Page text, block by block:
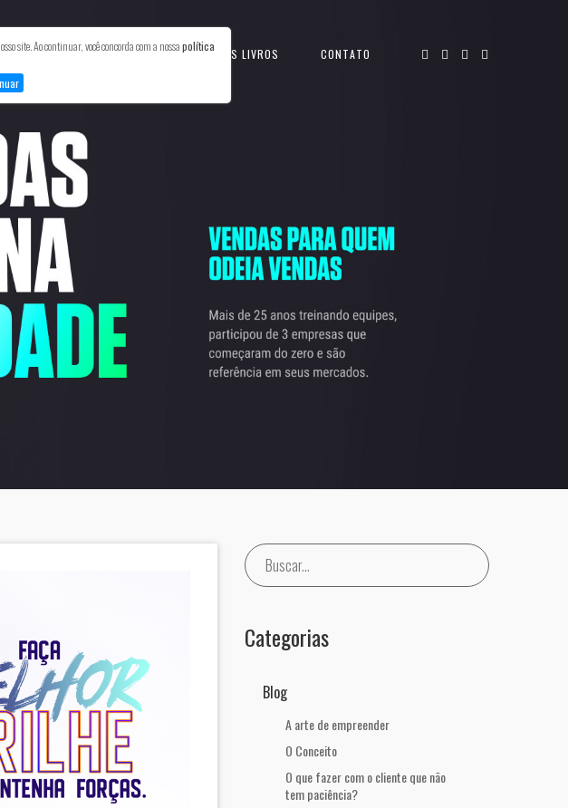
site. Ao continuar, você concorda com a nossapolítica
BLOG PODCAST MEUS LIVROS CONTATO
Categorias
Blog
A arte de empreender
O Conceito
O que fazer com o cliente que não
tem paciência?